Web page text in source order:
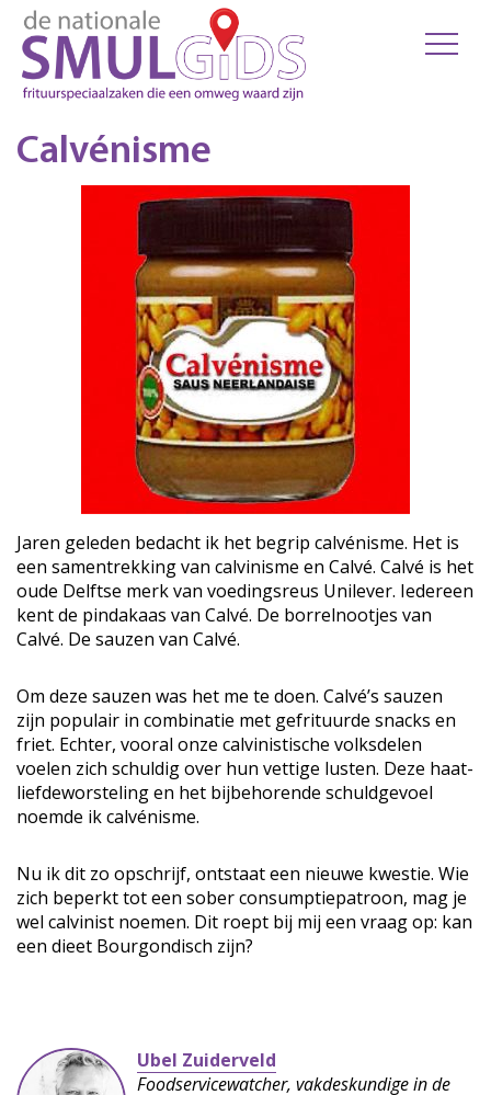
Calvénisme
Jaren geleden bedacht ik het begrip calvénisme. Het is
een samentrekking van calvinisme en Calvé. Calvé is het
oude Delftse merk van voedingsreus Unilever. Iedereen
kent de pindakaas van Calvé. De borrelnootjes van
Calvé. De sauzen van Calvé.
Om deze sauzen was het me te doen. Calvé’s sauzen
zijn populair in combinatie met gefrituurde snacks en
friet. Echter, vooral onze calvinistische volksdelen
voelen zich schuldig over hun vettige lusten. Deze haat-
liefdeworsteling en het bijbehorende schuldgevoel
noemde ik calvénisme.
Nu ik dit zo opschrijf, ontstaat een nieuwe kwestie. Wie
zich beperkt tot een sober consumptiepatroon, mag je
wel calvinist noemen. Dit roept bij mij een vraag op: kan
een dieet Bourgondisch zijn?
Ubel Zuiderveld
Foodservicewatcher, vakdeskundige in de